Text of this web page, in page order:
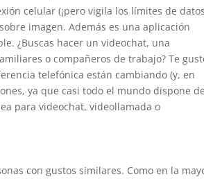
celular (¡pero vigila los límites de
imagen. Además es una aplicación
¿Buscas hacer un videochat, una
o compañeros de trabajo? Te
telefónica están cambiando (y, en
ya que casi todo el mundo dispone
para videochat, videollamada o
con gustos similares. Como en la